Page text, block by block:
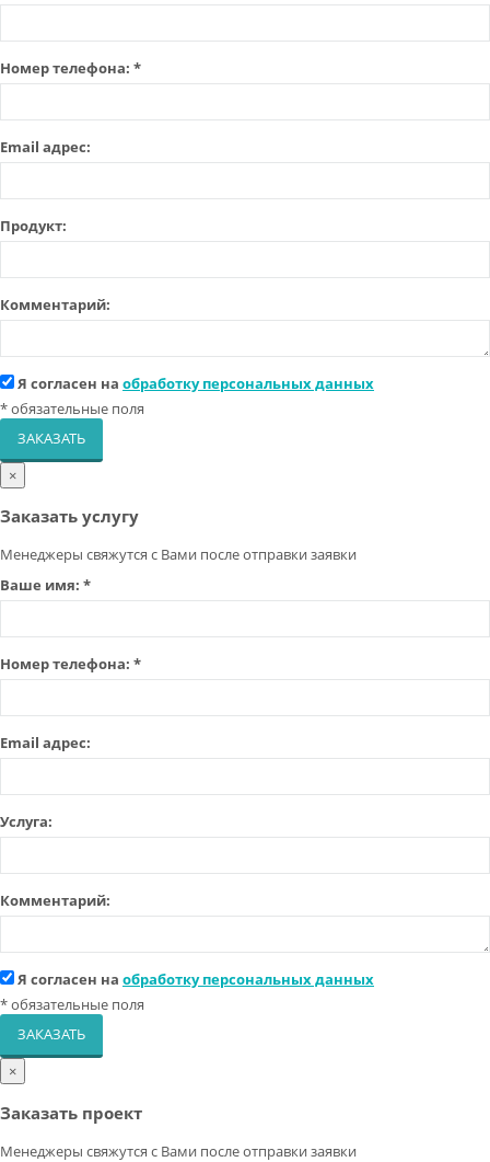
Номер телефона: *
Email адрес:
Продукт:
Комментарий:
Я согласен на обработку персональных данных
*обязательные поля
ЗАКАЗАТЬ
×
Заказать услугу
Менеджеры свяжутся с Вами после отправки заявки
Ваше имя: *
Номер телефона: *
Email адрес:
Услуга:
Комментарий:
Я согласен на обработку персональных данных
*обязательные поля
ЗАКАЗАТЬ
×
Заказать проект
Менеджеры свяжутся с Вами после отправки заявки